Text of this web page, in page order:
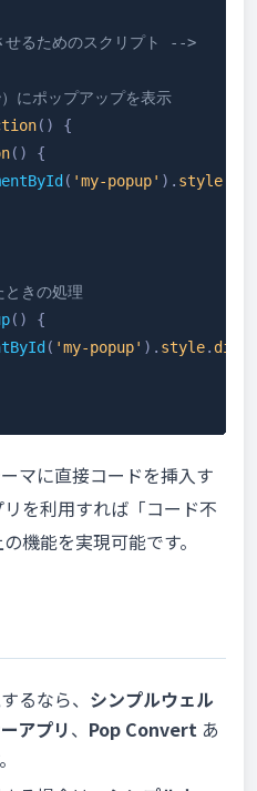
るためのスクリプト -->
にポップアップを表示
( )
{
( )
{
( 'my-popup' ) . style.
きの処理
( )
{
( 'my-popup' ) . style.
マに直接コードを挿入す
を利用すれば「コード不
機能を実現可能です。
るなら、 シンプルウェル
アプリ、 Pop Convert あ